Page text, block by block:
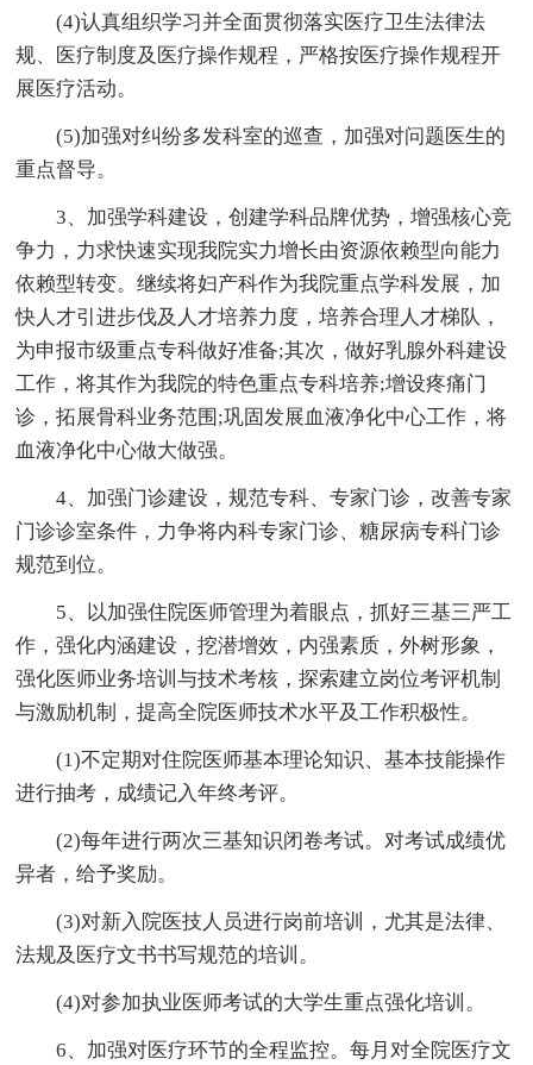
(4)认真组织学习并全面贯彻落实医疗卫生法律法
规、医疗制度及医疗操作规程，严格按医疗操作规程开
展医疗活动。
(5)加强对纠纷多发科室的巡查，加强对问题医生的
重点督导。
3、加强学科建设，创建学科品牌优势，增强核心竞
争力，力求快速实现我院实力增长由资源依赖型向能力
依赖型转变。继续将妇产科作为我院重点学科发展，加
快人才引进步伐及人才培养力度，培养合理人才梯队，
为申报市级重点专科做好准备;其次，做好乳腺外科建设
工作，将其作为我院的特色重点专科培养;增设疼痛门
诊，拓展骨科业务范围;巩固发展血液净化中心工作，将
血液净化中心做大做强。
4、加强门诊建设，规范专科、专家门诊，改善专家
门诊诊室条件，力争将内科专家门诊、糖尿病专科门诊
规范到位。
5、以加强住院医师管理为着眼点，抓好三基三严工
作，强化内涵建设，挖潜增效，内强素质，外树形象，
强化医师业务培训与技术考核，探索建立岗位考评机制
与激励机制，提高全院医师技术水平及工作积极性。
(1)不定期对住院医师基本理论知识、基本技能操作
进行抽考，成绩记入年终考评。
(2)每年进行两次三基知识闭卷考试。对考试成绩优
异者，给予奖励。
(3)对新入院医技人员进行岗前培训，尤其是法律、
法规及医疗文书书写规范的培训。
(4)对参加执业医师考试的大学生重点强化培训。
6、加强对医疗环节的全程监控。每月对全院医疗文